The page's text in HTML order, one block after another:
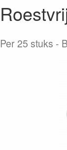
Per 25 stuks